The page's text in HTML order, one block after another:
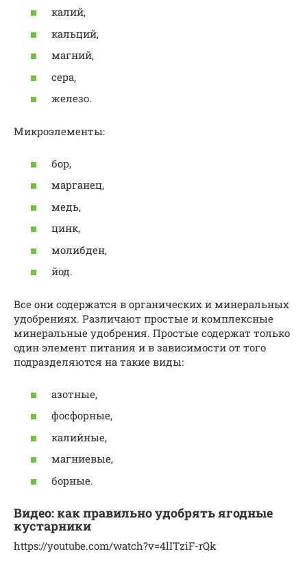
калий,
кальций,
магний,
сера,
железо.
Микроэлементы:
бор,
марганец,
медь,
цинк,
молибден,
йод.
Все они содержатся в органических и минеральных
удобрениях. Различают простые и комплексные
минеральные удобрения. Простые содержат только
один элемент питания и в зависимости от того
подразделяются на такие виды:
азотные,
фосфорные,
калийные,
магниевые,
борные.
Видео: как правильно удобрять ягодные
кустарники
https://youtube.com/watch?v=4lITziF-rQk